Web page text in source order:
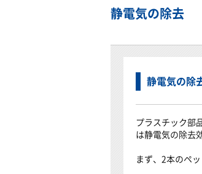
静電気の除去
静電気の除
プラスチック部
は静電気の除去
まず、2本のペ